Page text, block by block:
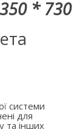
* 730
системи
для
та інших